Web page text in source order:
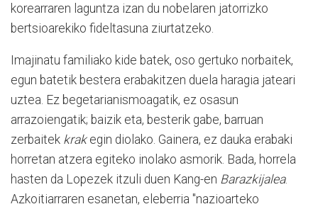
korearraren laguntza izan du nobelaren jatorrizko
bertsioarekiko fideltasuna ziurtatzeko.
Imajinatu familiako kide batek, oso gertuko norbaitek,
egun batetik bestera erabakitzen duela haragia jateari
uztea. Ez begetarianismoagatik, ez osasun
arrazoiengatik; baizik eta, besterik gabe, barruan
zerbaitek krakegin diolako. Gainera, ez dauka erabaki
horretan atzera egiteko inolako asmorik. Bada, horrela
hasten da Lopezek itzuli duen Kang-en Barazkijalea.
Azkoitiarraren esanetan, eleberria "nazioarteko